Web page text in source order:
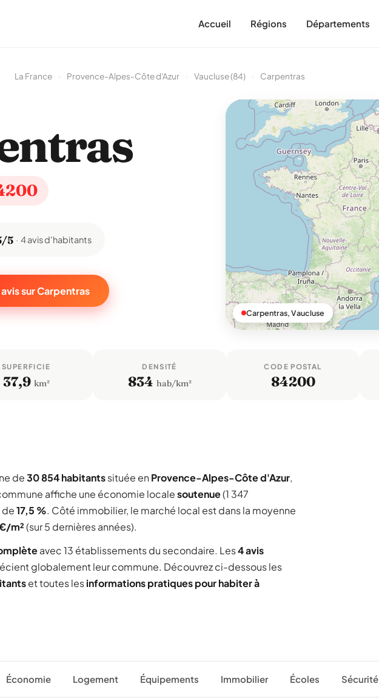
Accueil Régions Départements
La France Provence-Alpes-Côte d'Azur Vaucluse (84) Carpentras
5 4 avis d'habitants
sur Carpentras
Carpentras, Vaucluse
SUPERFICIE
37,9 km²
DENSITÉ
834 hab/km²
CODE POSTAL
84200
de30 854 habitantssituée en Provence-Alpes-Côte d'Azur,
affiche une économie localesoutenue(1 347
de17,5 %. Côté immobilier, le marché local est dans la moyenne
m²(sur 5 dernières années).
avec 13 établissements du secondaire. Les4 avis
globalement leur commune. Découvrez ci-dessous les
et toutes lesinformations pratiques pour habiter à
Économie Logement Équipements Immobilier Écoles Sécurité